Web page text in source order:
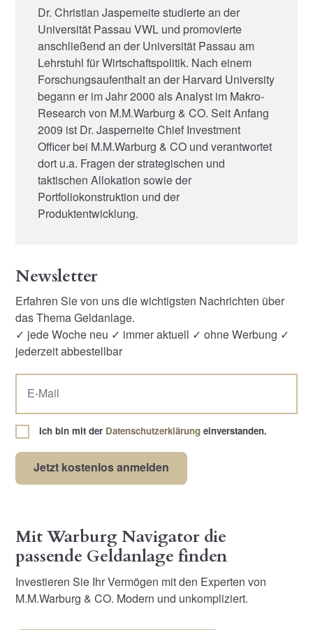
Dr. Christian Jasperneite studierte an der
Universität Passau VWL und promovierte
anschließend an der Universität Passau am
Lehrstuhl für Wirtschaftspolitik. Nach einem
Forschungsaufenthalt an der Harvard University
begann er im Jahr 2000 als Analyst im Makro-
Research von M.M.Warburg & CO. Seit Anfang
2009 ist Dr. Jasperneite Chief Investment
Officer bei M.M.Warburg & CO und verantwortet
dort u.a. Fragen der strategischen und
taktischen Allokation sowie der
Portfoliokonstruktion und der
Produktentwicklung.
Newsletter
Erfahren Sie von uns die wichtigsten Nachrichten über
das Thema Geldanlage.
✓ jede Woche neu ✓ immer aktuell ✓ ohne Werbung ✓
jederzeit abbestellbar
Ich bin mit der Datenschutzerklärung einverstanden.
Mit Warburg Navigator die
passende Geldanlage finden
Investieren Sie Ihr Vermögen mit den Experten von
M.M.Warburg & CO. Modern und unkompliziert.